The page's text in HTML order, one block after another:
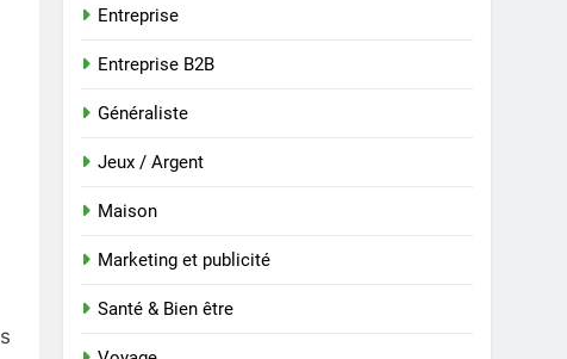
Entreprise
Entreprise B2B
Généraliste
Jeux / Argent
Maison
Marketing et publicité
Santé & Bien être